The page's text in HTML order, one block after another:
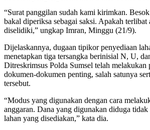
“Surat panggilan sudah kami kirimkan.
bakal diperiksa sebagai saksi. Apakah terlibat
diselidiki,” ungkap Imran, Minggu (21/9).
Dijelaskannya, dugaan tipikor penyediaan
menetapkan tiga tersangka berinisial N, U,
Ditreskrimsus Polda Sumsel telah melakukan
dokumen-dokumen penting, salah satunya
tersebut.
“Modus yang digunakan dengan cara
anggaran. Dana yang digunakan diduga tidak
lahan yang disediakan,” kata dia.